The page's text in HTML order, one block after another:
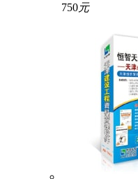
750元